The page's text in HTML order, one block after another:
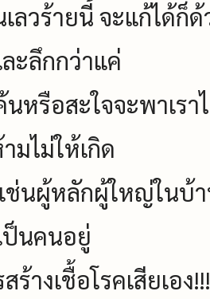
ลวร้ายนี้ จะแก้ได้ก็
ะลึกกว่าแค่
หรือสะใจจะพาเร
มไม่ให้เกิด
นผู้หลักผู้ใหญ่ในบ้า
ป็นคนอยู่
ร้างเชื้อโรคเสียเอ